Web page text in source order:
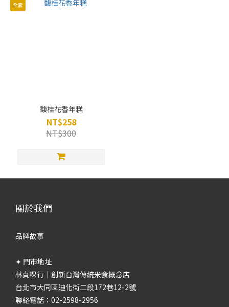
全素
馥桂花香年糕
NT$258
NT$300
關於我們
品牌故事
✦ 門市地址
林貞粿行｜創新台灣傳統米食概念店
台北市大同區迪化街二段172巷12-2號
聯絡電話：02-2598-2956